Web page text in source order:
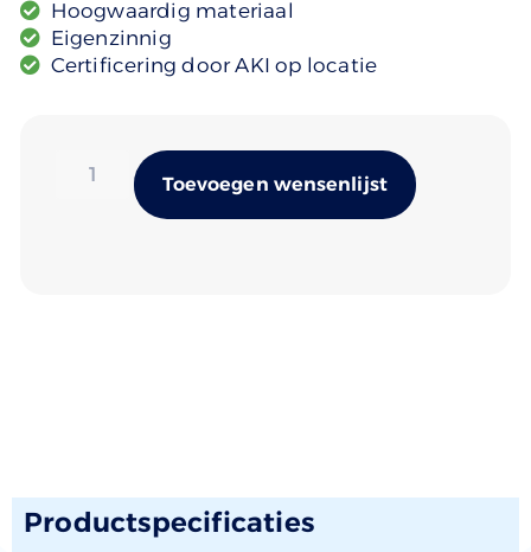
Hoogwaardig materiaal
Eigenzinnig
Certificering door AKI op locatie
Toevoegen wensenlijst
Productspecificaties